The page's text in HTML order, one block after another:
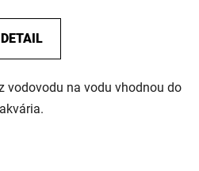
DETAIL
vodovodu na vodu vhodnou do
akvária.